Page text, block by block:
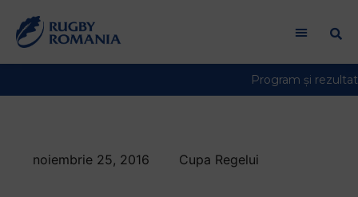
in
noiembrie 25, 2016 Cupa Regelui